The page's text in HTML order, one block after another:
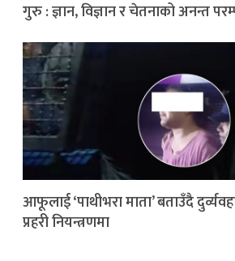
गुरु : ज्ञान, विज्ञान र चेतनाको अनन्त
आफूलाई ‘पाथीभरा माता’ बताउँदै
प्रहरी नियन्त्रणमा